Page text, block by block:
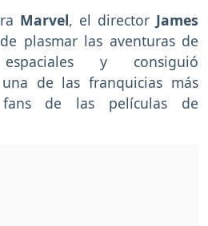
Marvel, el director James
plasmar las aventuras de
y consiguió
de las franquicias más
de las películas de